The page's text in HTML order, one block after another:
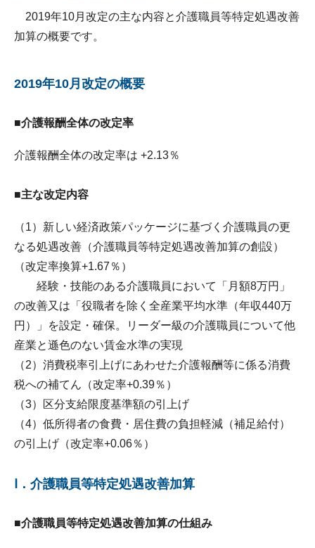
2019年10月改定の主な内容と介護職員等特定処遇改善
加算の概要です。
2019年10月改定の概要
■介護報酬全体の改定率
介護報酬全体の改定率は +2.13％
■主な改定内容
（1）新しい経済政策パッケージに基づく介護職員の更
なる処遇改善（介護職員等特定処遇改善加算の創設）
（改定率換算+1.67％）
経験・技能のある介護職員において「月額8万円」
の改善又は「役職者を除く全産業平均水準（年収440万
円）」を設定・確保。リーダー級の介護職員について他
産業と遜色のない賃金水準の実現
（2）消費税率引上げにあわせた介護報酬等に係る消費
税への補てん（改定率+0.39％）
（3）区分支給限度基準額の引上げ
（4）低所得者の食費・居住費の負担軽減（補足給付）
の引上げ（改定率+0.06％）
Ⅰ．介護職員等特定処遇改善加算
■介護職員等特定処遇改善加算の仕組み